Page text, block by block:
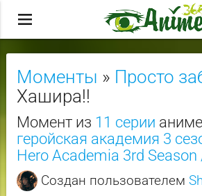
menu
Моменты » Просто
Хашира!!
Момент из 11 серии аниме
геройская академия 3
Hero Academia 3rd
Создан пользователем